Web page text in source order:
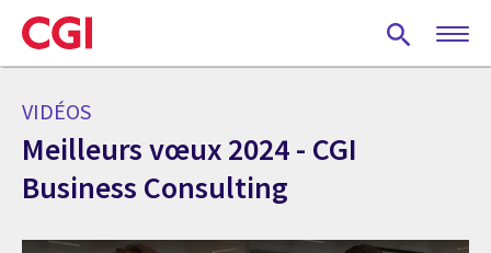
Skip
to
main
VIDÉOS
Meilleurs vœux 2024 - CGI
Business Consulting